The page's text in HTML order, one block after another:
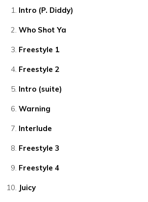
Intro (P. Diddy)
Who Shot Ya
Freestyle 1
Freestyle 2
Intro (suite)
Warning
Interlude
Freestyle 3
Freestyle 4
Juicy